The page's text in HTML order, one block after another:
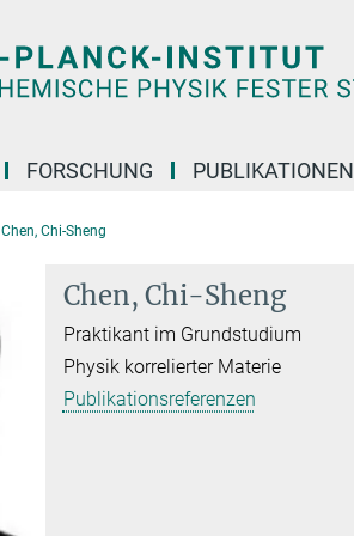
FORSCHUNG PUBLIKATIONEN
Chen, Chi-Sheng
Chen, Chi-Sheng
Praktikant im Grundstudium
Physik korrelierter Materie
Publikationsreferenzen